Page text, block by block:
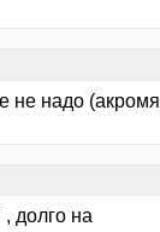
не надо (акромя
долго на